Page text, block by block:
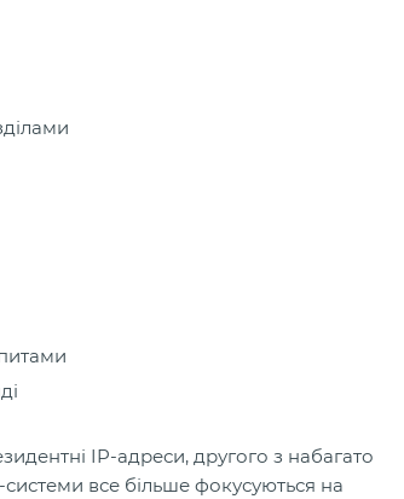
IP-адреси, другого з набагато
все більше фокусуються на